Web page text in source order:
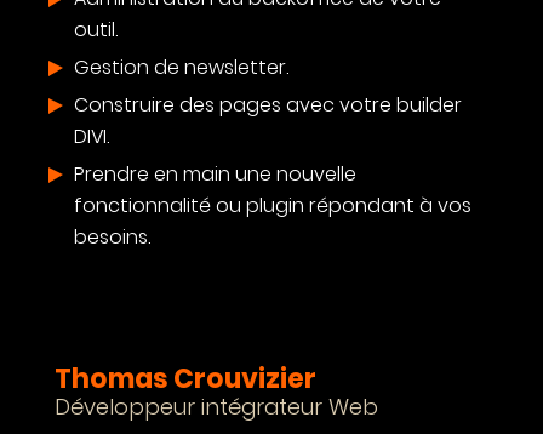
outil.
Gestion de newsletter.
Construire des pages avec votre builder
DIVI.
Prendre en main une nouvelle
fonctionnalité ou plugin répondant à vos
besoins.
Thomas Crouvizier
Développeur intégrateur Web